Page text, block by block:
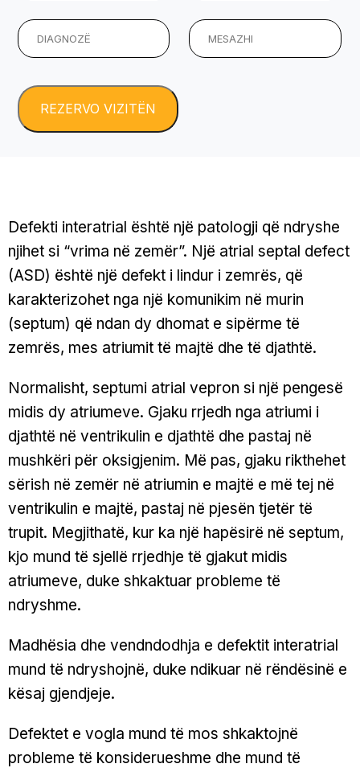
Defekti interatrial është një patologji që ndryshe
njihet si “vrima në zemër”. Një atrial septal defect
(ASD) është një defekt i lindur i zemrës, që
karakterizohet nga një komunikim në murin
(septum) që ndan dy dhomat e sipërme të
zemrës, mes atriumit të majtë dhe të djathtë.
Normalisht, septumi atrial vepron si një pengesë
midis dy atriumeve. Gjaku rrjedh nga atriumi i
djathtë në ventrikulin e djathtë dhe pastaj në
mushkëri për oksigjenim. Më pas, gjaku rikthehet
sërish në zemër në atriumin e majtë e më tej në
ventrikulin e majtë, pastaj në pjesën tjetër të
trupit. Megjithatë, kur ka një hapësirë në septum,
kjo mund të sjellë rrjedhje të gjakut midis
atriumeve, duke shkaktuar probleme të
ndryshme.
Madhësia dhe vendndodhja e defektit interatrial
mund të ndryshojnë, duke ndikuar në rëndësinë e
kësaj gjendjeje.
Defektet e vogla mund të mos shkaktojnë
probleme të konsiderueshme dhe mund të